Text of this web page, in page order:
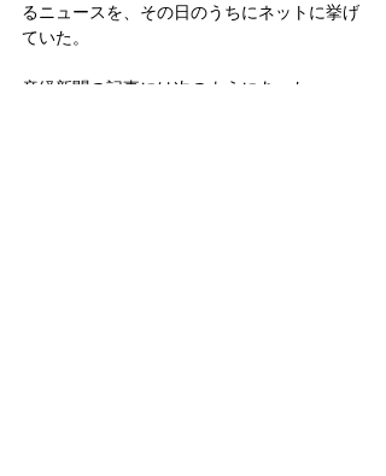
るニュースを、その日のうちにネットに挙げ
ていた。
産経新聞の記事には次のようにあった。